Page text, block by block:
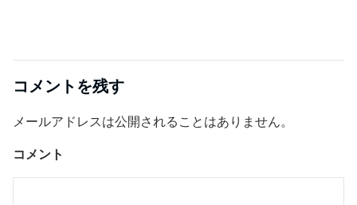
コメントを残す
メールアドレスは公開されることはありません。
コメント